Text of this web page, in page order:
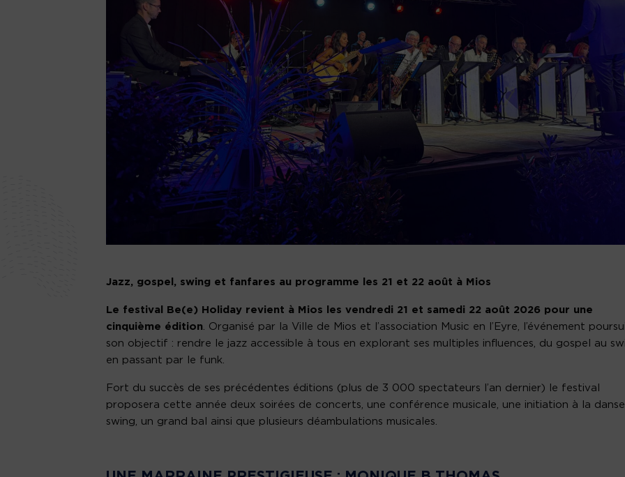
Jazz, gospel, swing et fanfares au programme les 21 et 22 août à Mios
Le festival Be(e) Holiday revient à Mios les vendredi 21 et samedi 22 août 2026 pour une
cinquième édition. Organisé par la Ville de Mios et l’association Music en l’Eyre, l’événement
son objectif : rendre le jazz accessible à tous en explorant ses multiples influences, du gospel au
en passant par le funk.
Fort du succès de ses précédentes éditions (plus de 3 000 spectateurs l’an dernier) le festival
proposera cette année deux soirées de concerts, une conférence musicale, une initiation à la danse
swing, un grand bal ainsi que plusieurs déambulations musicales.